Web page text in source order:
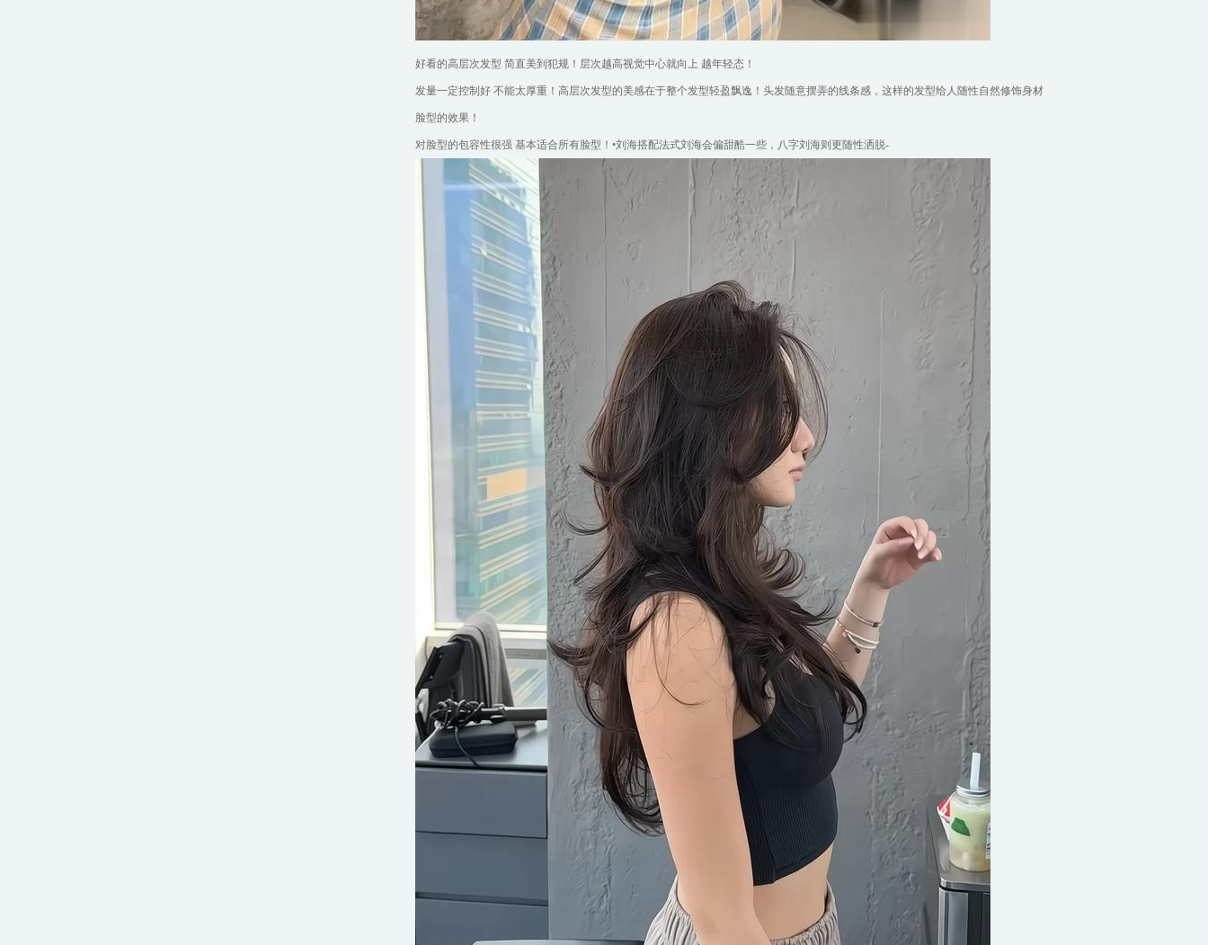
好看的高层次发型 简直美到犯规！层次越高视觉中心就向上 越年轻态！
发量一定控制好 不能太厚重！高层次发型的美感在于整个发型轻盈飘逸！头发随意摆弄的线条感，这样的发型给人随性自然修饰身材
脸型的效果！
对脸型的包容性很强 基本适合所有脸型！•刘海搭配法式刘海会偏甜酷一些，八字刘海则更随性洒脱-